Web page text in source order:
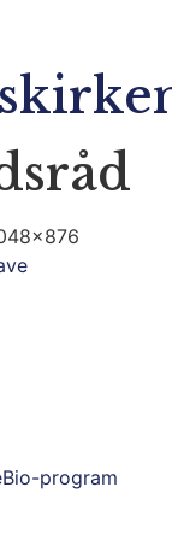
program